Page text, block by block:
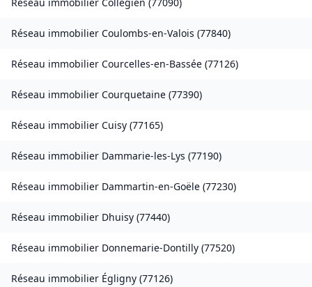
Réseau immobilier Collégien (77090)
Réseau immobilier Coulombs-en-Valois (77840)
Réseau immobilier Courcelles-en-Bassée (77126)
Réseau immobilier Courquetaine (77390)
Réseau immobilier Cuisy (77165)
Réseau immobilier Dammarie-les-Lys (77190)
Réseau immobilier Dammartin-en-Goële (77230)
Réseau immobilier Dhuisy (77440)
Réseau immobilier Donnemarie-Dontilly (77520)
Réseau immobilier Égligny (77126)